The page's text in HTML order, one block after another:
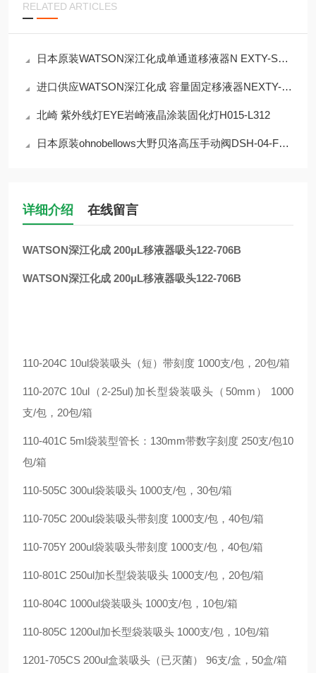
RELATED ARTICLES
日本原装WATSON深江化成单通道移液器N EXTY-S20 2~20 微升
进口供应WATSON深江化成 容量固定移液器NEXTY-F200 200μL
北崎 紫外线灯EYE岩崎液晶涂装固化灯H015-L312
日本原装ohnobellows大野贝洛高压手动阀DSH-04-FRG-316L-EP
详细介绍 在线留言
WATSON深江化成 200μL移液器吸头122-706B
WATSON深江化成 200μL移液器吸头122-706B
110-204C 10ul袋装吸头（短）带刻度 1000支/包，20包/箱
110-207C 10ul（2-25ul)加长型袋装吸头（50mm） 1000
支/包，20包/箱
110-401C 5ml袋装型管长：130mm带数字刻度 250支/包10
包/箱
110-505C 300ul袋装吸头 1000支/包，30包/箱
110-705C 200ul袋装吸头带刻度 1000支/包，40包/箱
110-705Y 200ul袋装吸头带刻度 1000支/包，40包/箱
110-801C 250ul加长型袋装吸头 1000支/包，20包/箱
110-804C 1000ul袋装吸头 1000支/包，10包/箱
110-805C 1200ul加长型袋装吸头 1000支/包，10包/箱
1201-705CS 200ul盒装吸头（已灭菌） 96支/盒，50盒/箱